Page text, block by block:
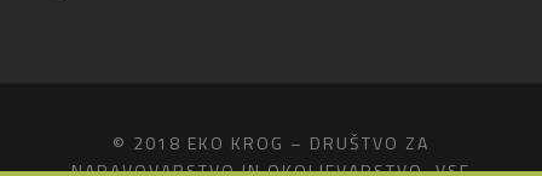
© 2018 EKO KROG – DRUŠTVO ZA
NARAVOVARSTVO IN OKOLJEVARSTVO, VSE